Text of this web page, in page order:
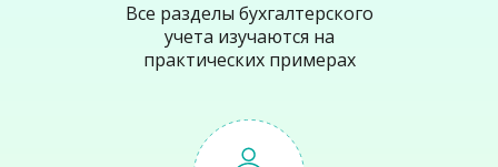
Все разделы бухгалтерского
учета изучаются на
практических примерах